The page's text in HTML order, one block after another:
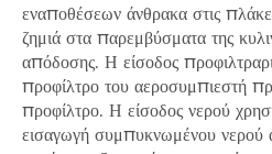
εναποθέσεων άνθρακα στις
ζημιά στα παρεμβύσματα της
απόδοσης. Η είσοδος
προφίλτρο του αεροσυμπιεστή
προφίλτρο. Η είσοδος νερού
εισαγωγή συμπυκνωμένου